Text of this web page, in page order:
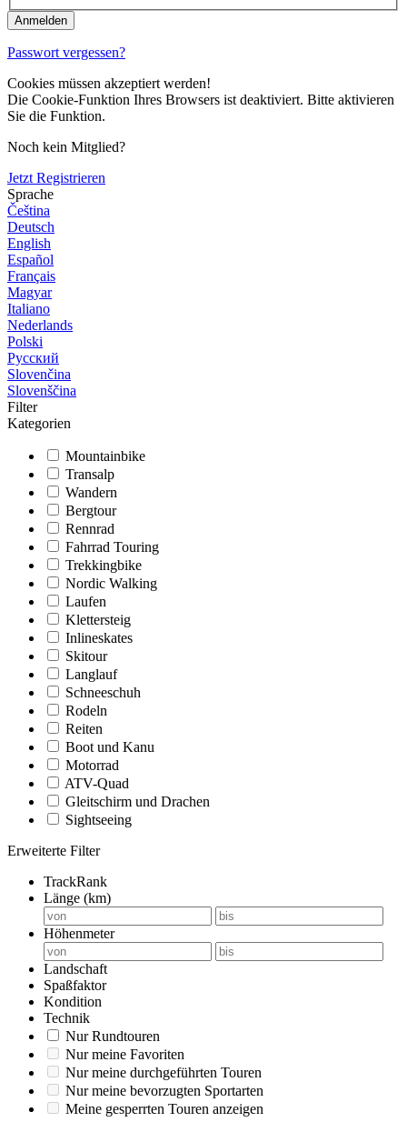
Passwort vergessen?
Cookies müssen akzeptiert werden!
Die Cookie-Funktion Ihres Browsers ist deaktiviert. Bitte aktivieren
Sie die Funktion.
Noch kein Mitglied?
Jetzt Registrieren
Sprache
Čeština
Deutsch
English
Español
Français
Magyar
Italiano
Nederlands
Polski
Русский
Slovenčina
Slovenščina
Filter
Kategorien
Mountainbike
Transalp
Wandern
Bergtour
Rennrad
Fahrrad Touring
Trekkingbike
Nordic Walking
Laufen
Klettersteig
Inlineskates
Skitour
Langlauf
Schneeschuh
Rodeln
Reiten
Boot und Kanu
Motorrad
ATV-Quad
Gleitschirm und Drachen
Sightseeing
Erweiterte Filter
TrackRank
Länge (km)
Höhenmeter
Landschaft
Spaßfaktor
Kondition
Technik
Nur Rundtouren
Nur meine Favoriten
Nur meine durchgeführten Touren
Nur meine bevorzugten Sportarten
Meine gesperrten Touren anzeigen